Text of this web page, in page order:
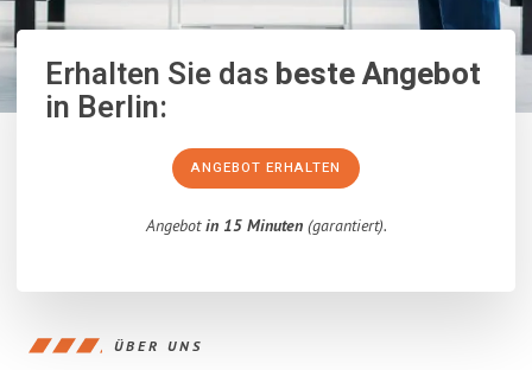
Erhalten Sie dasbeste Angebot
in Berlin:
ANGEBOT ERHALTEN
Angebotin 15 Minuten(garantiert).
ÜBER UNS